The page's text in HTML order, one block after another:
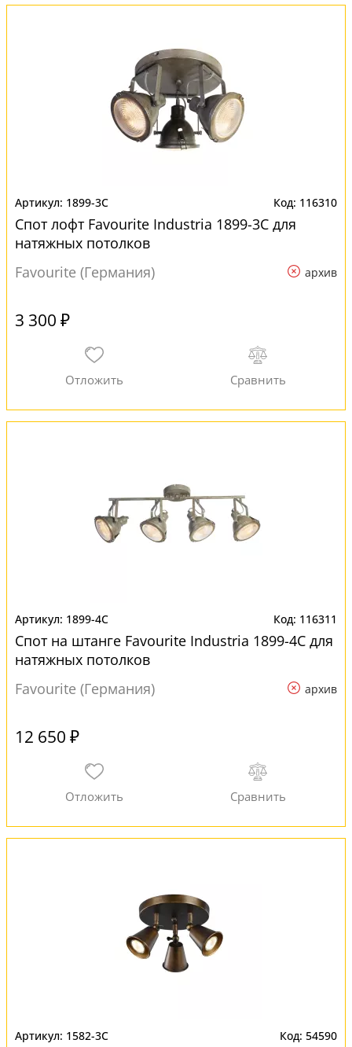
1899-3C 116310
Спот лофт Favourite Industria 1899-3C для
натяжных потолков
Favourite (Германия)
архив
3 300 ₽
1899-4C 116311
Спот на штанге Favourite Industria 1899-4C для
натяжных потолков
Favourite (Германия)
архив
12 650 ₽
1582-3C 54590